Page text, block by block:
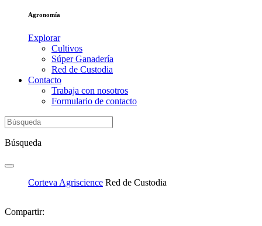
Agronomía
Explorar
Cultivos
Súper Ganadería
Red de Custodia
Contacto
Trabaja con nosotros
Formulario de contacto
Búsqueda
Corteva Agriscience Red de Custodia
Compartir: